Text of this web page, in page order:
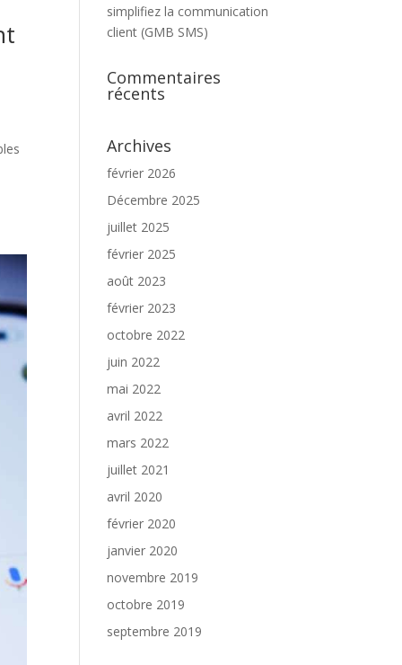
simplifiez la communication
client (GMB SMS)
Commentaires
récents
Archives
février 2026
Décembre 2025
juillet 2025
février 2025
août 2023
février 2023
octobre 2022
juin 2022
mai 2022
avril 2022
mars 2022
juillet 2021
avril 2020
février 2020
janvier 2020
novembre 2019
octobre 2019
septembre 2019